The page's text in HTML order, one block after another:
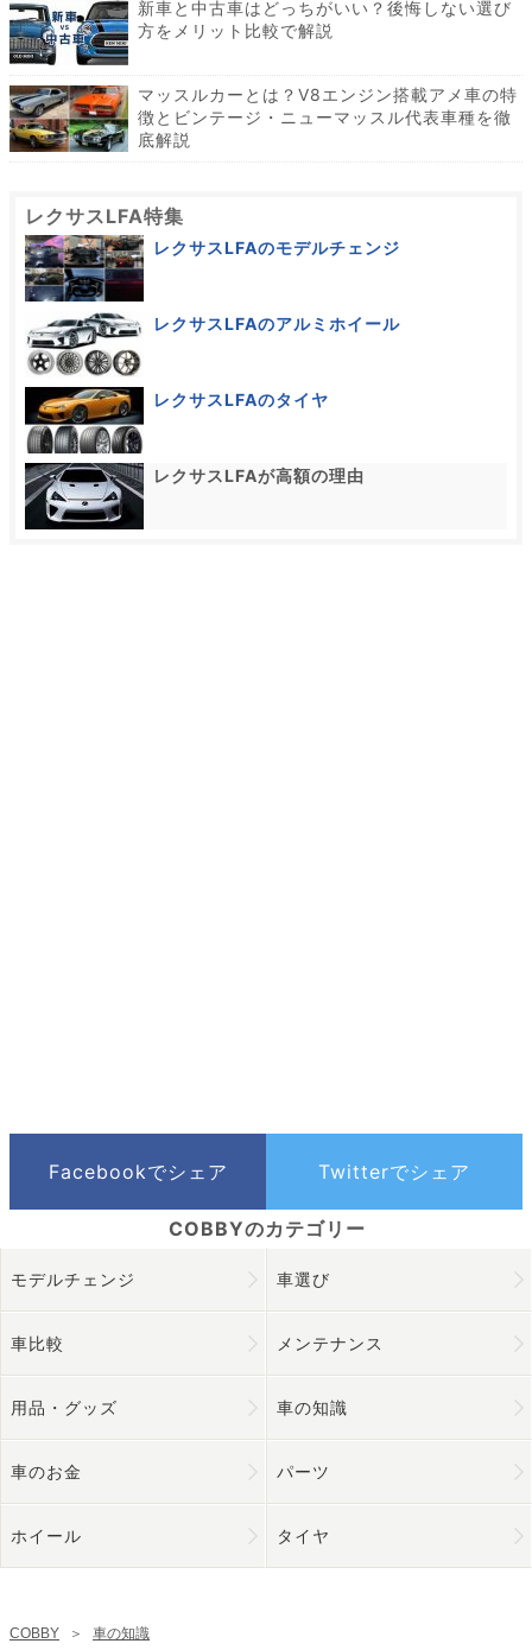
新車と中古車はどっちがいい？後悔しない選び
方をメリット比較で解説
マッスルカーとは？V8エンジン搭載アメ車の特
徴とビンテージ・ニューマッスル代表車種を徹
底解説
レクサスLFA特集
レクサスLFAのモデルチェンジ
レクサスLFAのアルミホイール
レクサスLFAのタイヤ
レクサスLFAが高額の理由
モデルチェンジ 車選び
車比較 メンテナンス
用品・グッズ 車の知識
車のお金 パーツ
ホイール タイヤ
COBBY ＞ 車の知識